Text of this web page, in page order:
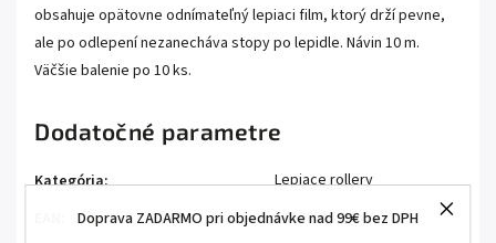
Doprava ZADARMO pri objednávke nad 99€ bez DPH
obsahuje opätovne odnímateľný lepiaci film, ktorý drží pevne,
ale po odlepení nezanecháva stopy po lepidle. Návin 10 m.
Väčšie balenie po 10 ks.
Dodatočné parametre
Kategória:
Lepiace rollery
5410091323844